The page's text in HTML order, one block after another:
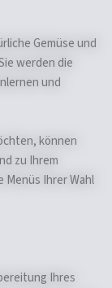
Gemüse und
werden die
und
können
zu Ihrem
Menüs Ihrer Wahl
Ihres